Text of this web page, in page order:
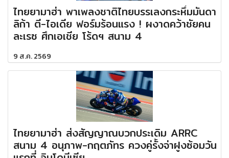
ไทยยามาฮ่า พาเพลงชาติไทยบรรเลงกระหึ่มมันดา
ลิก้า ตี-ไอเดีย ฟอร์มร้อนแรง ! ผงาดคว้าชัยคน
ละเรซ ศึกเอเชีย โร้ดฯ สนาม 4
9 ส.ค. 2569
ไทยยามาฮ่า ส่งสัญญาณบวกประเดิม ARRC
สนาม 4 อนุภาพ-กฤตภัทร ควงคู่รั้งจ่าฝูงซ้อมวัน